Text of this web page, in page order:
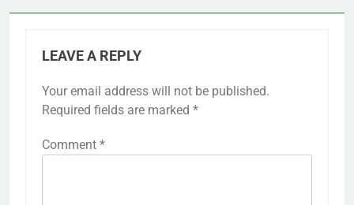
LEAVE A REPLY
Your email address will not be published.
Required fields are marked *
Comment *